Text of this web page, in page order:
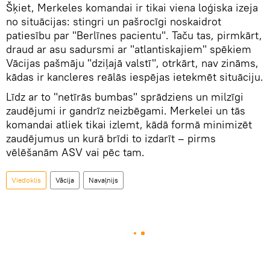
Šķiet, Merkeles komandai ir tikai viena loģiska izeja
no situācijas: stingri un pašrocīgi noskaidrot
patiesību par "Berlīnes pacientu". Taču tas, pirmkārt,
draud ar asu sadursmi ar "atlantiskajiem" spēkiem
Vācijas pašmāju "dziļajā valstī", otrkārt, nav zināms,
kādas ir kancleres reālās iespējas ietekmēt situāciju.
Līdz ar to "netīrās bumbas" sprādziens un milzīgi
zaudējumi ir gandrīz neizbēgami. Merkelei un tās
komandai atliek tikai izlemt, kādā formā minimizēt
zaudējumus un kurā brīdi to izdarīt – pirms
vēlēšanām ASV vai pēc tam.
Viedoklis Vācija Navaļnijs